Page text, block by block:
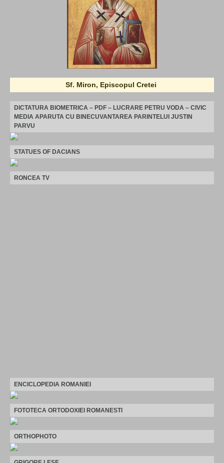
Sf. Miron, Episcopul Cretei
DICTATURA BIOMETRICA – PDF – LUCRARE PETRU VODA – CIVIC
MEDIA APARUTA CU BINECUVANTAREA PARINTELUI JUSTIN
PARVU
STATUES OF DACIANS
RONCEA TV
ENCICLOPEDIA ROMANIEI
FOTOTECA ORTODOXIEI ROMANESTI
ORTHOPHOTO